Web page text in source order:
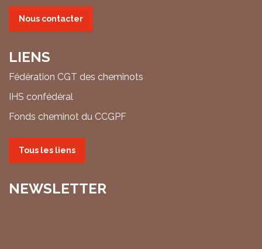
Nous contacter
LIENS
Fédération CGT des cheminots
IHS confédéral
Fonds cheminot du CCGPF
Tous les liens
NEWSLETTER